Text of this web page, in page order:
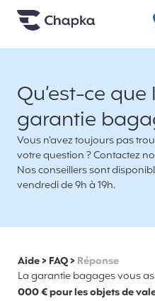
Chapka
Qu’est-ce que
garantie
Vous n’avez toujours pas
votre question ? Contactez
Nos conseillers sont
vendredi de 9h à 19h.
Aide> FAQ> Réponse
La garantie bagages vous
000 € pour les objets de